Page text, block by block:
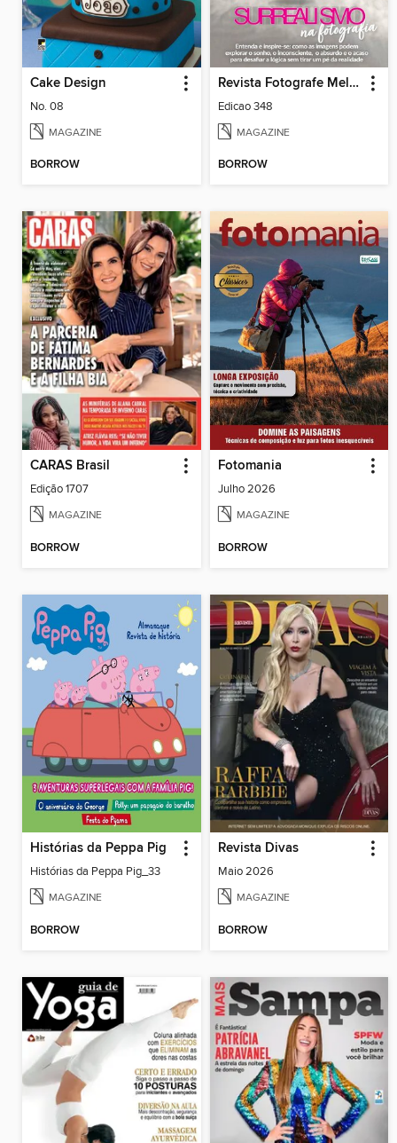
Cake Design
No. 08
MAGAZINE
BORROW
Revista Fotografe Melhor
Edicao 348
MAGAZINE
BORROW
CARAS Brasil
Edição 1707
MAGAZINE
BORROW
Fotomania
Julho 2026
MAGAZINE
BORROW
Histórias da Peppa Pig
Histórias da Peppa Pig_33
MAGAZINE
BORROW
Revista Divas
Maio 2026
MAGAZINE
BORROW